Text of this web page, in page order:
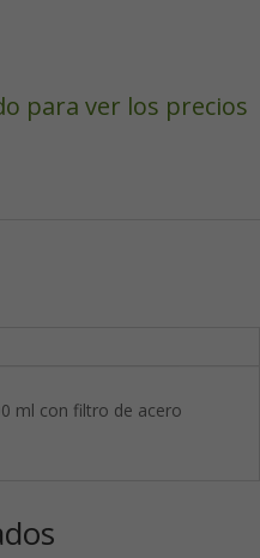
para ver los precios
ml con filtro de acero